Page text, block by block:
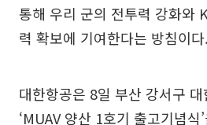
통해 우리 군의 전투력 강화와
력 확보에 기여한다는 방침이다.
대한항공은 8일 부산 강서구
‘MUAV 양산 1호기 출고기념